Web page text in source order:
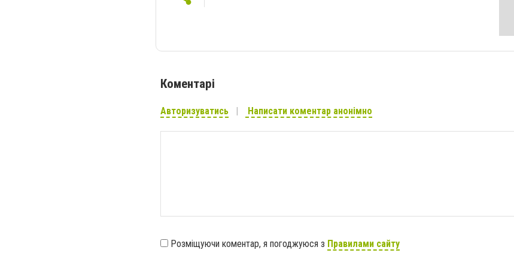
Коментарі
Авторизуватись Написати коментар анонімно
Розміщуючи коментар, я погоджуюся з Правилами сайту